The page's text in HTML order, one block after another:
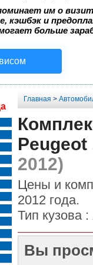
им о
кэшбэк и
больше
Главная >
Peugeot
2012)
Цены и
2012 года.
Тип кузова :
Вы